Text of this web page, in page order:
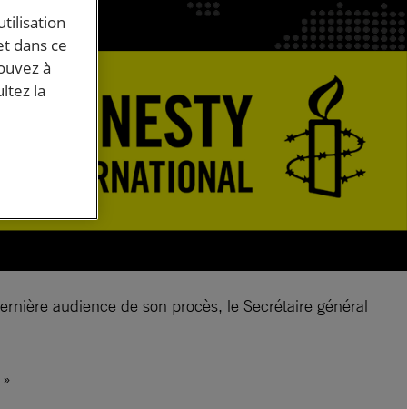
audience de son procès, le Secrétaire général
»
dans ce
à
la